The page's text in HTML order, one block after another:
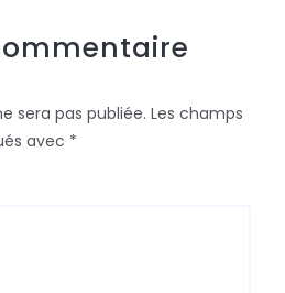
sera pas publiée. Les champs
avec *